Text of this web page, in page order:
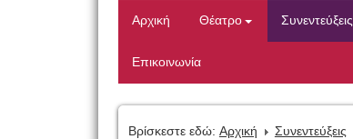
Αρχική Θέατρο Συνεντεύξεις
Επικοινωνία
Βρίσκεστε εδώ: Αρχική Συνεντεύξεις